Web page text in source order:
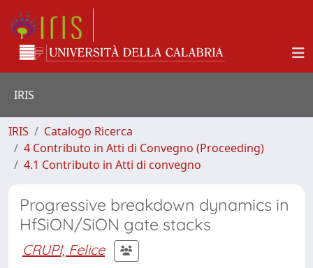
IRIS
IRIS
Catalogo Ricerca
4 Contributo in Atti di Convegno (Proceeding)
4.1 Contributo in Atti di convegno
Progressive breakdown dynamics in
HfSiON/SiON gate stacks
CRUPI, Felice